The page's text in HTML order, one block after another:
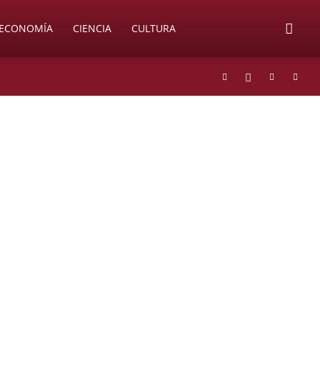
ECONOMÍA CIENCIA CULTURA